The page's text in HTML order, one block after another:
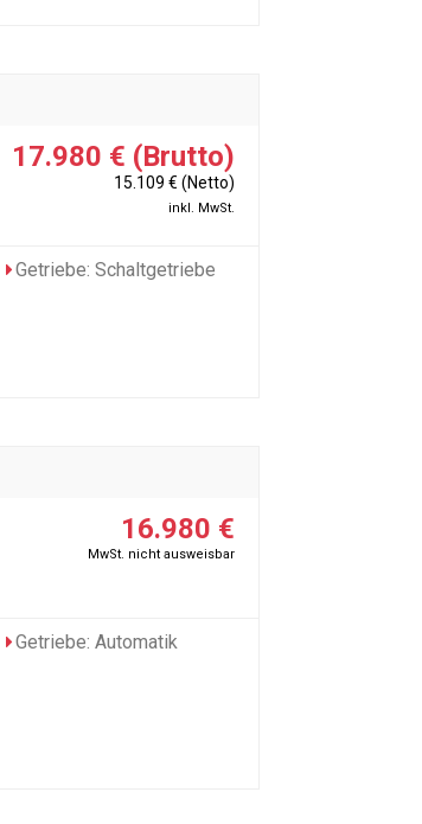
17.980 € (Brutto)
15.109 € (Netto)
inkl. MwSt.
Getriebe: Schaltgetriebe
16.980 €
MwSt. nicht ausweisbar
Getriebe: Automatik